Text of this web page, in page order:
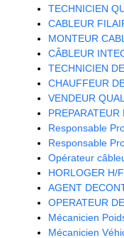
TECHNICIEN
CABLEUR
MONTEUR
CÂBLEUR
TECHNICIEN
CHAUFFEUR
VENDEUR
Responsable
Responsable
Opérateur
HORLOGER H/F
AGENT
OPERATEUR
Mécanicien
Mécanicien